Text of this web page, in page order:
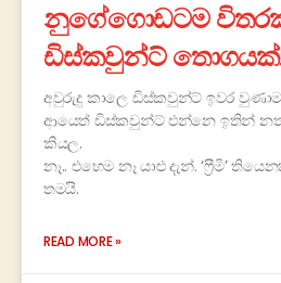
නුගේගොඩටම
ඩිස්කවුන්ට්
අවුරුදු කාලෙ ඩිස්කවුන්ට් ඉවර
ආයෙත් ඩිස්කවුන්ට් එන්නෙ ඉතින්
කියල.
නෑ.. එහෙම නෑ යාළු දැන්. ‘ෆ්‍රීමි’
තමයි.
READ MORE »